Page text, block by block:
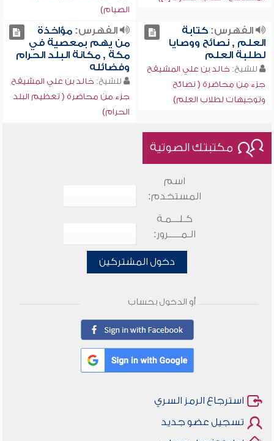
الصيام)
الفهرس:كتابة
العلم , نصائح ووصايا
لطلبة العلم
للشيخ: خالد بن علي المشيقح
جزء من محاضرة ( نصائح
وتوجيهات لطلاب العلم)
الفهرس:مؤاخذة
من يهم بمعصية في
مكة , مكانة البلد الحرام
وفضائله
للشيخ: خالد بن علي المشيقح
جزء من محاضرة ( تعظيم البلد
الحرام)
مكتبتك الصوتية
اسم
المستخدم:
كـلـــمـة
الـمـــــرور:
دخول المشتركين
أو الدخول بحساب
استرجاع الرمز السري
تسجيل عضو جديد